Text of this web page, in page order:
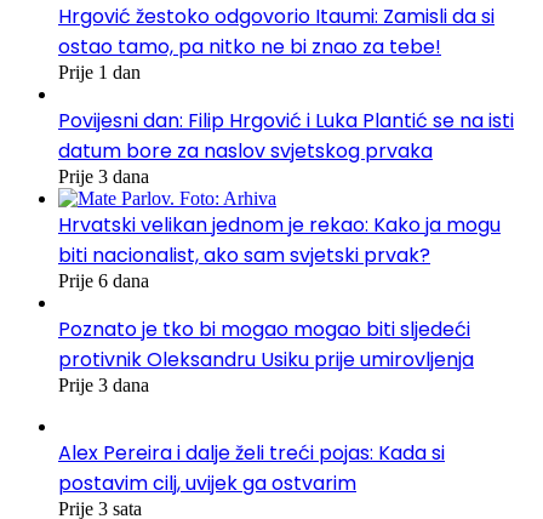
Hrgović žestoko odgovorio Itaumi: Zamisli da si
ostao tamo, pa nitko ne bi znao za tebe!
Prije 1 dan
Povijesni dan: Filip Hrgović i Luka Plantić se na isti
datum bore za naslov svjetskog prvaka
Prije 3 dana
Hrvatski velikan jednom je rekao: Kako ja mogu
biti nacionalist, ako sam svjetski prvak?
Prije 6 dana
Poznato je tko bi mogao mogao biti sljedeći
protivnik Oleksandru Usiku prije umirovljenja
Prije 3 dana
Alex Pereira i dalje želi treći pojas: Kada si
postavim cilj, uvijek ga ostvarim
Prije 3 sata